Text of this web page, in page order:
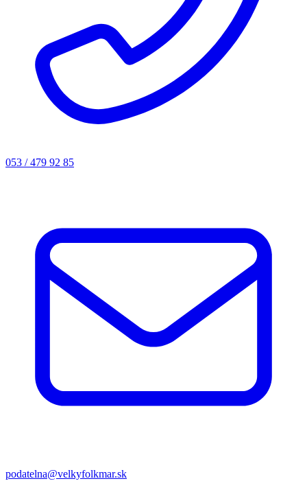
053 / 479 92 85
podatelna@velkyfolkmar.sk